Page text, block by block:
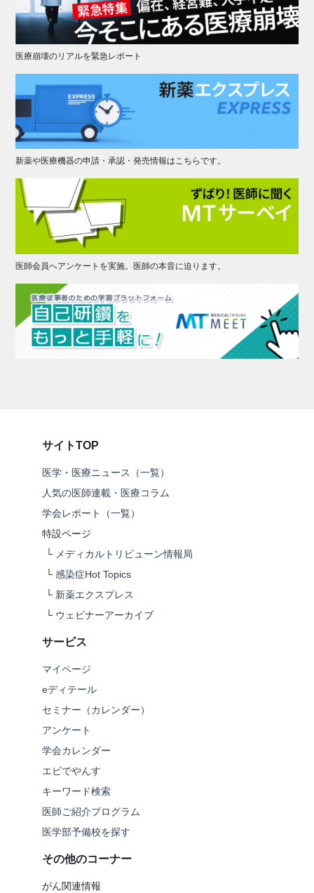
医療崩壊のリアルを緊急レポート
新薬や医療機器の申請・承認・発売情報はこちらです。
医師会員へアンケートを実施。医師の本音に迫ります。
サイトTOP
医学・医療ニュース（一覧）
人気の医師連載・医療コラム
学会レポート（一覧）
特設ページ
└ メディカルトリビューン情報局
└ 感染症Hot Topics
└ 新薬エクスプレス
└ ウェビナーアーカイブ
サービス
マイページ
eディテール
セミナー（カレンダー）
アンケート
学会カレンダー
エビでやんす
キーワード検索
医師ご紹介プログラム
医学部予備校を探す
その他のコーナー
がん関連情報